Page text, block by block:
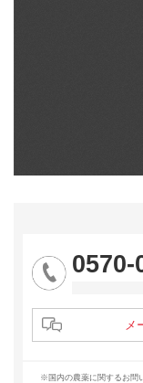
0570-
メ
※国内の農薬に関するお問